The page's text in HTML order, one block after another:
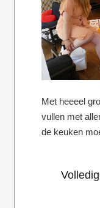
Met heeeel
vullen met
de keuken